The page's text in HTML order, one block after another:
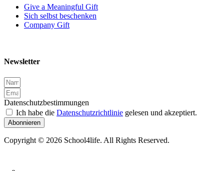
Give a Meaningful Gift
Sich selbst beschenken
Company Gift
Newsletter
Datenschutzbestimmungen
Ich habe die Datenschutzrichtlinie gelesen und akzeptiert.
Abonnieren
Copyright © 2026 School4life. All Rights Reserved.